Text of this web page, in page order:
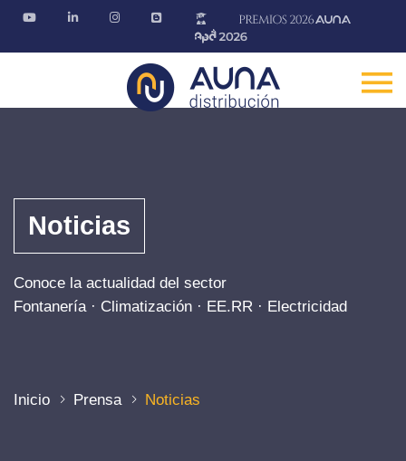
Noticias
Conoce la actualidad del sector
Fontanería · Climatización · EE.RR · Electricidad
Inicio Prensa Noticias